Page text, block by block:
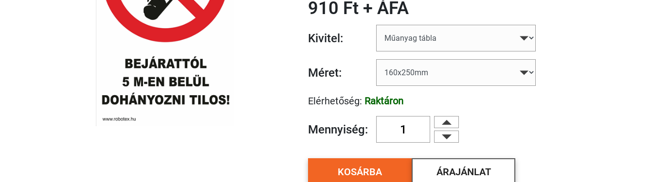
910 Ft + ÁFA
Kivitel:
Méret:
Elérhetőség: Raktáron
Mennyiség:
KOSÁRBA ÁRAJÁNLAT